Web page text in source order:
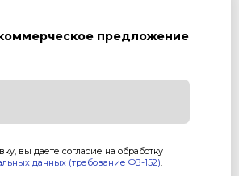
поддонов "Пд"
ленточный КЛ-300-3,5
поля: 610х500 мм